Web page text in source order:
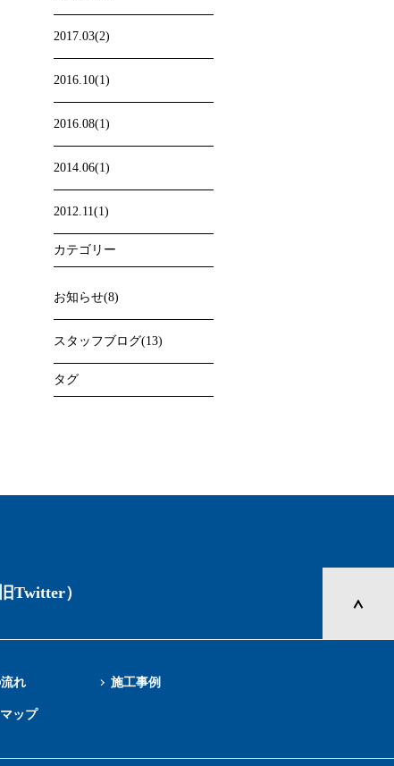
2017.03(2)
2016.10(1)
2016.08(1)
2014.06(1)
2012.11(1)
カテゴリー
お知らせ(8)
スタッフブログ(13)
タグ
Twitter）
れ 施工事例
ップ